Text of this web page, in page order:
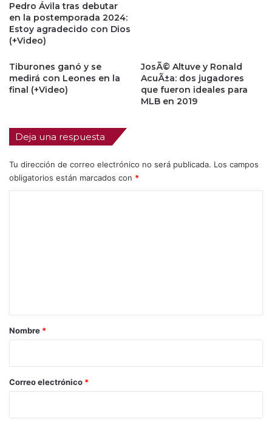
Pedro Ávila tras debutar
en la postemporada 2024:
Estoy agradecido con Dios
(+Video)
Tiburones ganó y se
medirá con Leones en la
final (+Video)
JosÃ© Altuve y Ronald
AcuÃ±a: dos jugadores
que fueron ideales para
MLB en 2019
Deja una respuesta
Tu dirección de correo electrónico no será publicada. Los campos
obligatorios están marcados con *
r
*
Nombre *
Correo electrónico *